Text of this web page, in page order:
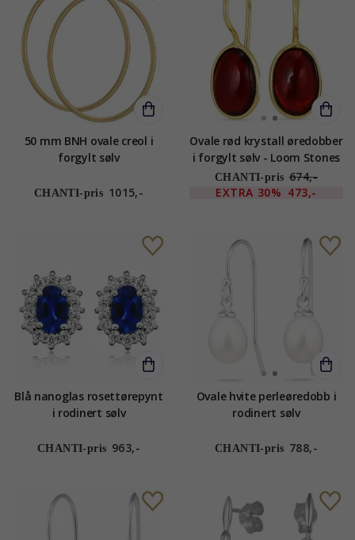
50 mm BNH ovale creol i
forgylt sølv
CHANTI-pris 1015,-
Ovale rød krystall øredobber
i forgylt sølv - Loom Stones
CHANTI-pris 674,-
EXTRA 30% 473,-
Blå nanoglas rosettørepynt
i rodinert sølv
CHANTI-pris 963,-
Ovale hvite perleøredobb i
rodinert sølv
CHANTI-pris 788,-